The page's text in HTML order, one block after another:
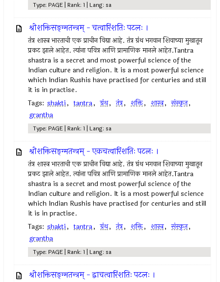
Type: PAGE | Rank: 1 | Lang: sa
श्रीशक्तिसङ्ग्मतन्त्रम् - चत्वारिंशतिः पटलः ।
तंत्र शास्त्र भारताची एक प्राचीन विद्या आहे. तंत्र ग्रंथ भगवान शिवाच्या मुखातून
प्रकट झाले आहेत. त्यांना पवित्र आणि प्रामाणिक मानले आहेत.Tantra
shastra is a secret and most powerful science of the
Indian culture and religion. It is a most powerful science
which Indian Rushis have practised for centuries and still
it is in practise.
Tags: shakti, tantra, ग्रंथ, तंत्र, शक्ति, शास्त्र, संस्कृत,
grantha
Type: PAGE | Rank: 1 | Lang: sa
श्रीशक्तिसङ्ग्मतन्त्रम् - एकचत्वारिंशतिः पटलः ।
तंत्र शास्त्र भारताची एक प्राचीन विद्या आहे. तंत्र ग्रंथ भगवान शिवाच्या मुखातून
प्रकट झाले आहेत. त्यांना पवित्र आणि प्रामाणिक मानले आहेत.Tantra
shastra is a secret and most powerful science of the
Indian culture and religion. It is a most powerful science
which Indian Rushis have practised for centuries and still
it is in practise.
Tags: shakti, tantra, ग्रंथ, तंत्र, शक्ति, शास्त्र, संस्कृत,
grantha
Type: PAGE | Rank: 1 | Lang: sa
श्रीशक्तिसङ्ग्मतन्त्रम् - द्वाचत्वारिंशतिः पटलः ।